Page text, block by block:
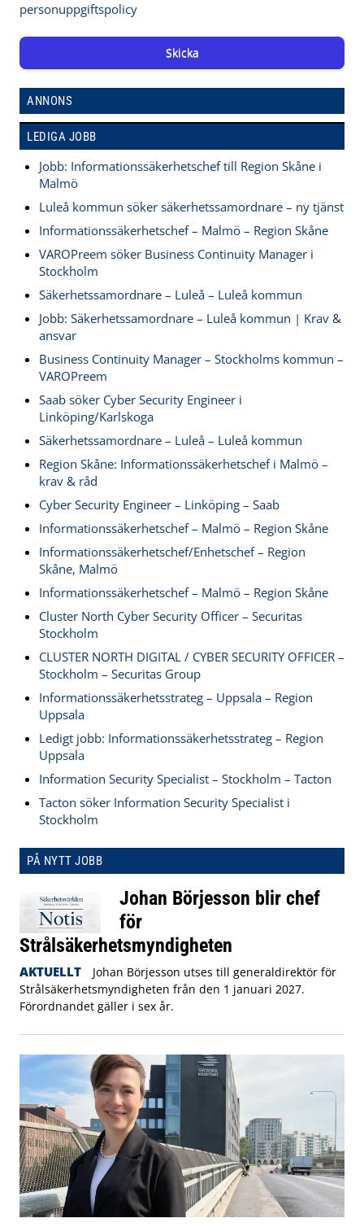
personuppgiftspolicy
Skicka
ANNONS
LEDIGA JOBB
Jobb: Informationssäkerhetschef till Region Skåne i
Malmö
Luleå kommun söker säkerhetssamordnare – ny tjänst
Informationssäkerhetschef – Malmö – Region Skåne
VAROPreem söker Business Continuity Manager i
Stockholm
Säkerhetssamordnare – Luleå – Luleå kommun
Jobb: Säkerhetssamordnare – Luleå kommun | Krav &
ansvar
Business Continuity Manager – Stockholms kommun –
VAROPreem
Saab söker Cyber Security Engineer i
Linköping/Karlskoga
Säkerhetssamordnare – Luleå – Luleå kommun
Region Skåne: Informationssäkerhetschef i Malmö –
krav & råd
Cyber Security Engineer – Linköping – Saab
Informationssäkerhetschef – Malmö – Region Skåne
Informationssäkerhetschef/Enhetschef – Region
Skåne, Malmö
Informationssäkerhetschef – Malmö – Region Skåne
Cluster North Cyber Security Officer – Securitas
Stockholm
CLUSTER NORTH DIGITAL / CYBER SECURITY OFFICER –
Stockholm – Securitas Group
Informationssäkerhetsstrateg – Uppsala – Region
Uppsala
Ledigt jobb: Informationssäkerhetsstrateg – Region
Uppsala
Information Security Specialist – Stockholm – Tacton
Tacton söker Information Security Specialist i
Stockholm
PÅ NYTT JOBB
Johan Börjesson blir chef
för
Strålsäkerhetsmyndigheten
AKTUELLT
Johan Börjesson utses till generaldirektör för
Strålsäkerhetsmyndigheten från den 1 januari 2027.
Förordnandet gäller i sex år.